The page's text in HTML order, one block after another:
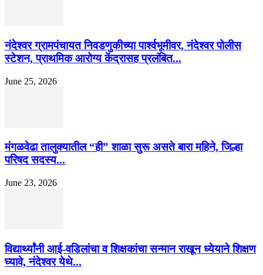
नंदेश्वर ग्रामपंचायत निवडणुकीच्या पार्श्वभूमीवर, नंदेश्वर पोलीस
स्टेशन, प्राथमिक आरोग्य केंद्रासह प्रलंबित...
June 25, 2026
मंगळवेढा तालुक्यातील “ही” शाळा सुरू असते बारा महिने, जिल्हा
परिषद सदस्य...
June 23, 2026
विद्यार्थ्यांनी आई-वडिलांचा व शिक्षकांचा सन्मान राखून ध्येयाने शिक्षण
घ्यावे, नंदेश्वर येथे...